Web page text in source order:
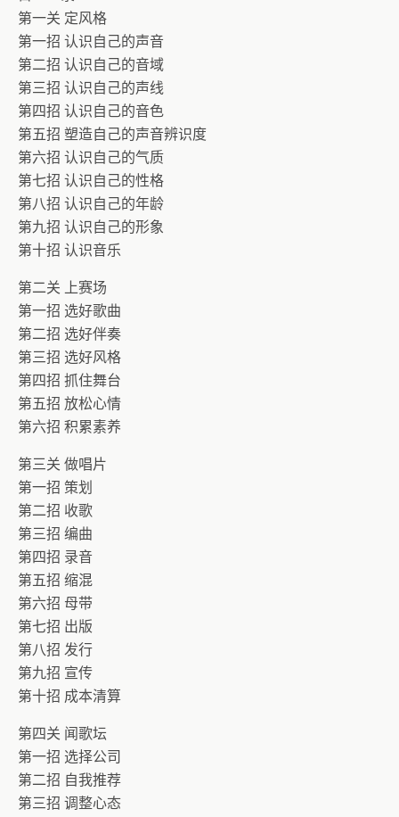
第一关 定风格
第一招 认识自己的声音
第二招 认识自己的音域
第三招 认识自己的声线
第四招 认识自己的音色
第五招 塑造自己的声音辨识度
第六招 认识自己的气质
第七招 认识自己的性格
第八招 认识自己的年龄
第九招 认识自己的形象
第十招 认识音乐
第二关 上赛场
第一招 选好歌曲
第二招 选好伴奏
第三招 选好风格
第四招 抓住舞台
第五招 放松心情
第六招 积累素养
第三关 做唱片
第一招 策划
第二招 收歌
第三招 编曲
第四招 录音
第五招 缩混
第六招 母带
第七招 出版
第八招 发行
第九招 宣传
第十招 成本清算
第四关 闻歌坛
第一招 选择公司
第二招 自我推荐
第三招 调整心态